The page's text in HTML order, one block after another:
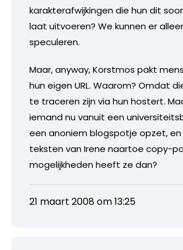
karakterafwijkingen die hun dit
laat uitvoeren? We kunnen er
speculeren.
Maar, anyway, Korstmos pakt
hun eigen URL. Waarom? Omdat
te traceren zijn via hun hostert.
iemand nu vanuit een
een anoniem blogspotje opzet, en
teksten van Irene naartoe copy-
mogelijkheden heeft ze dan?
21 maart 2008 om 13:25